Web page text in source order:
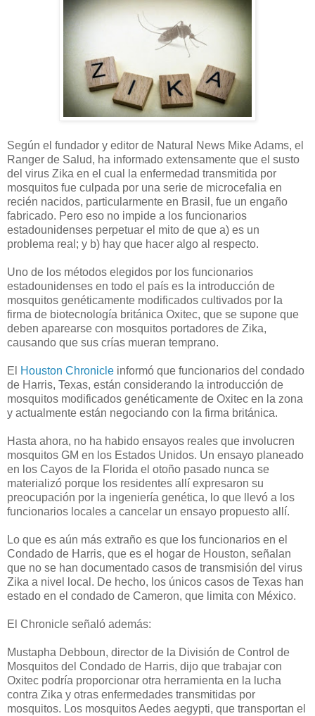
Según el fundador y editor de Natural News Mike Adams, el
Ranger de Salud, ha informado extensamente que el susto
del virus Zika en el cual la enfermedad transmitida por
mosquitos fue culpada por una serie de microcefalia en
recién nacidos, particularmente en Brasil, fue un engaño
fabricado. Pero eso no impide a los funcionarios
estadounidenses perpetuar el mito de que a) es un
problema real; y b) hay que hacer algo al respecto.
Uno de los métodos elegidos por los funcionarios
estadounidenses en todo el país es la introducción de
mosquitos genéticamente modificados cultivados por la
firma de biotecnología británica Oxitec, que se supone que
deben aparearse con mosquitos portadores de Zika,
causando que sus crías mueran temprano.
El Houston Chronicle informó que funcionarios del condado
de Harris, Texas, están considerando la introducción de
mosquitos modificados genéticamente de Oxitec en la zona
y actualmente están negociando con la firma británica.
Hasta ahora, no ha habido ensayos reales que involucren
mosquitos GM en los Estados Unidos. Un ensayo planeado
en los Cayos de la Florida el otoño pasado nunca se
materializó porque los residentes allí expresaron su
preocupación por la ingeniería genética, lo que llevó a los
funcionarios locales a cancelar un ensayo propuesto allí.
Lo que es aún más extraño es que los funcionarios en el
Condado de Harris, que es el hogar de Houston, señalan
que no se han documentado casos de transmisión del virus
Zika a nivel local. De hecho, los únicos casos de Texas han
estado en el condado de Cameron, que limita con México.
El Chronicle señaló además:
Mustapha Debboun, director de la División de Control de
Mosquitos del Condado de Harris, dijo que trabajar con
Oxitec podría proporcionar otra herramienta en la lucha
contra Zika y otras enfermedades transmitidas por
mosquitos. Los mosquitos Aedes aegypti, que transportan el